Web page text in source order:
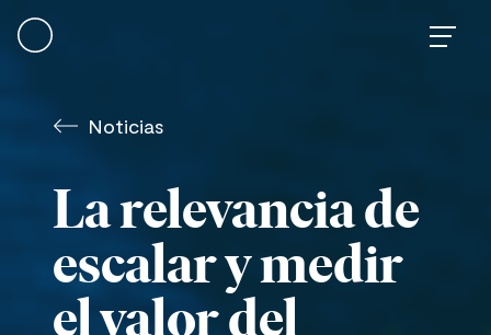
Noticias
La relevancia de
escalar y medir
el valor del